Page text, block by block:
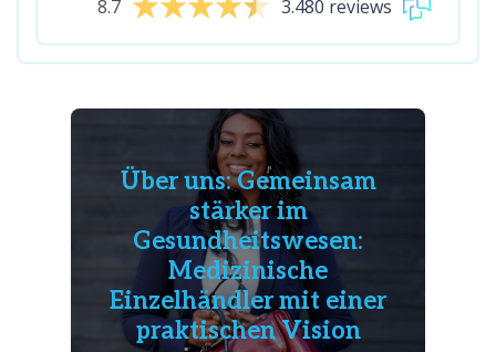
8.7 3.480 reviews
Über uns: Gemeinsam
stärker im
Gesundheitswesen:
Medizinische
Einzelhändler mit einer
praktischen Vision